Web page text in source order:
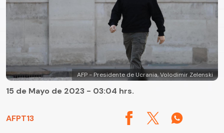
AFP - Presidente de Ucrania, Volodimir Zelenski
AFPT13
15 de Mayo de 2023 - 03:04 hrs.